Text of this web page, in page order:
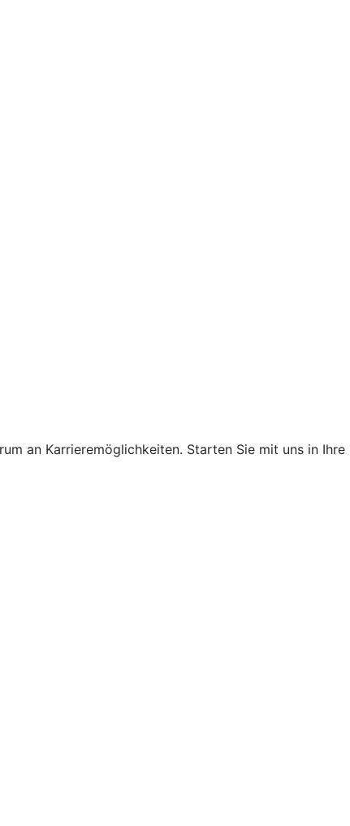
an Karrieremöglichkeiten. Starten Sie mit uns in Ihre